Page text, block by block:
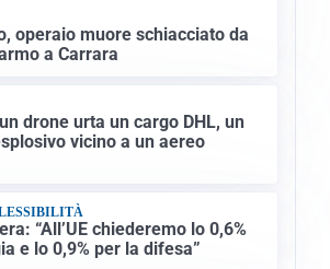
operaio muore schiacciato da
a Carrara
drone urta un cargo DHL, un
vicino a un aereo
“All’UE chiederemo lo 0,6%
e lo 0,9% per la difesa”